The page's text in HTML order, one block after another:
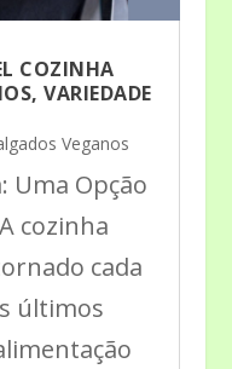
COZINHA
VARIEDADE
Veganos
Uma Opção
cozinha
cada
últimos